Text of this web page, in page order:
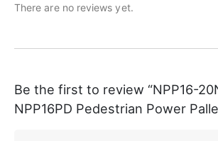
There are no reviews yet.
Be the first to review “NPP16-
NPP16PD Pedestrian Power